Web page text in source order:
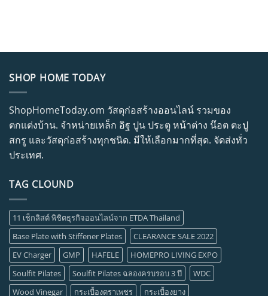
SHOP HOME TODAY
ShopHomeToday.om วัสดุก่อสร้างออนไลน์ รวมของ
ตกแต่งบ้าน. จำหน่ายเหล็ก อิฐ ปูน ประตู หน้าต่าง น๊อต ตะปู
สกรู และวัสดุก่อสร้างทุกชนิด. มีให้เลือกมากที่สุด. จัดส่งทั่ว
ประเทศ.
TAG CLOUND
11 เช็กลิสต์ พิชิตธุรกิจออนไลน์จาก ETDA Thailand
Base Plate with Stiffener Plates
CLEARANCE SALE 2022
EV Charger
GMP HAFELE
HOMEPRO LIVING EXPO
Soulfit Pilates
Soulfit Pilates ฉลองครบรอบ 3 ปี
WDC
Wood Vinegar
กระเบื้องตราเพชร
กระเบื้องยาง